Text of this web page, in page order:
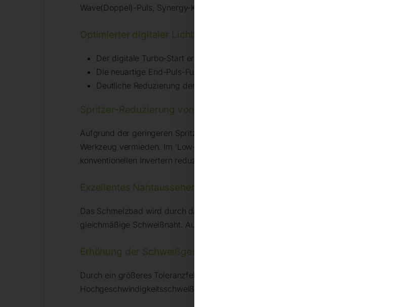
Wave(Doppel)-Puls, Synergy-Kennlinien, das Speichern & Laden von 100 individuellen
Optimierter digitaler Lichtbogenstart durch Modellierung des Drahtendes
Der digitale Turbo-Start erhöht die Zündsicherheit beim Schweißen von Edelstählen.
Die neuartige End-Puls-Funktion modelliert das freie Drahtende nach der Schweißung.
Deutliche Reduzierung der Fehlerstellen im Startbereich.
Spritzer-Reduzierung von bis zu 80% im LOW SPATTER Modus (WB-P500L)
Aufgrund der geringeren Spritzer-Größe und der damit verbundenen niedrigeren
Werkzeug vermieden. Im ‘Low-Spatter-Modus’ wird die Spritzer-Entwicklung bei
konventionellen Invertern reduziert.
Exzellentes Nahtaussehen und flache Schweißnaht
Das Schmelzbad wird durch das zyklische erzwingen eines Kurzschlusses besser
gleichmäßige Schweißnaht. Auch bei Hochgeschwindigkeitsschweißungen werden
Erhöhung der Schweißgeschwindigkeit
Durch ein größeres Toleranzfeld des unteren Spannungslimits wird die Spritzer-Neigung
Hochgeschwindigkeitsschweißungen. Flache Schweißnaht mit optimalem